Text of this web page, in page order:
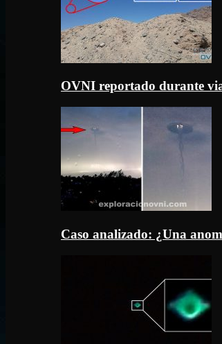
OVNI reportado durante
Caso analizado: ¿Una